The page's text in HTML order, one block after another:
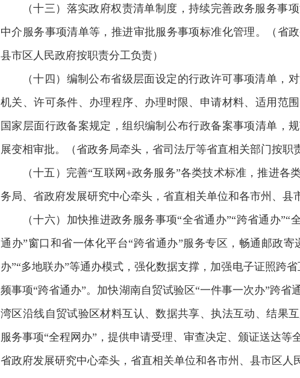
（十三）落实政府权责清单制度，持续完善政务服务事
中介服务事项清单等，推进审批服务事项标准化管理。（省
县市区人民政府按职责分工负责）
（十四）编制公布省级层面设定的行政许可事项清单，
机关、许可条件、办理程序、办理时限、申请材料、适用范
国家层面行政备案规定，组织编制公布行政备案事项清单，
展变相审批。（省政务局牵头，省司法厅等省直相关部门按职
（十五）完善“互联网+政务服务”各类技术标准，推进各
务局、省政府发展研究中心牵头，省直相关单位和各市州、县
（十六）加快推进政务服务事项“全省通办”“跨省通办”“
通办”窗口和省一体化平台“跨省通办”服务专区，畅通邮政寄
办”“多地联办”等通办模式，强化数据支撑，加强电子证照跨
频事项“跨省通办”。加快湖南自贸试验区“一件事一次办”跨省
湾区沿线自贸试验区材料互认、数据共享、执法互动、结果
服务事项“全程网办”，提供申请受理、审查决定、颁证送达等
省政府发展研究中心牵头，省直相关单位和各市州、县市区人